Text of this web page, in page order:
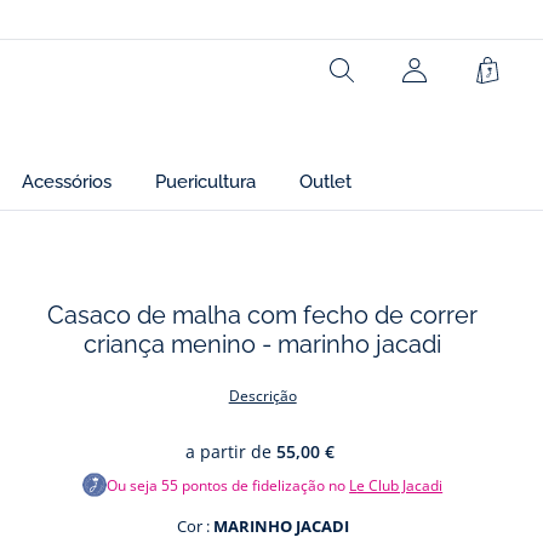
Rechercher Cesto
Acessórios Puericultura Outlet
Adicionar aos meus
Casaco de malha com fecho de correr
criança menino - marinho jacadi
Descrição
a partir de 55,00 €
Ou seja55 pontos de fidelização no Le Club Jacadi
Cor : MARINHO JACADI